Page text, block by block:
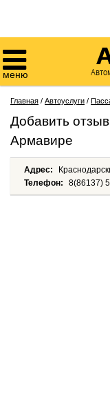

меню
Главная / Автоуслуги /
Добавить
Армавире
Адрес:
Телефон:
8(86137)